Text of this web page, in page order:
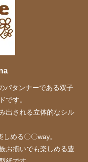
パタンナーである双子
です。
出される立体的なシル
める〇〇way。
お揃いでも楽しめる豊